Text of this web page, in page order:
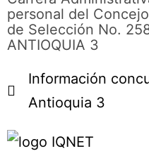
personal del
de Selección No.
ANTIOQUIA 3
Información
Antioquia 3